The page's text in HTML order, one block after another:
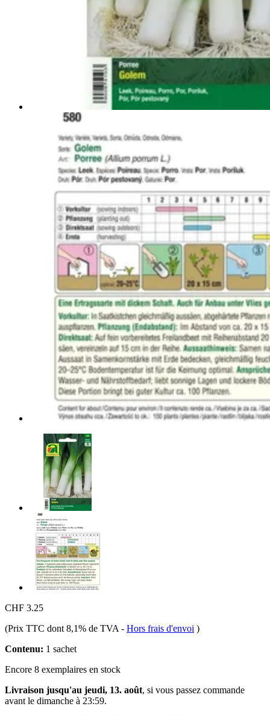
CHF 3.25
(Prix TTC dont 8,1% de TVA - Hors frais d'envoi )
Contenu: 1 sachet
Encore 8 exemplaires en stock
Livraison jusqu'au jeudi, 13. août, si vous passez commande
avant le dimanche à 23:59.